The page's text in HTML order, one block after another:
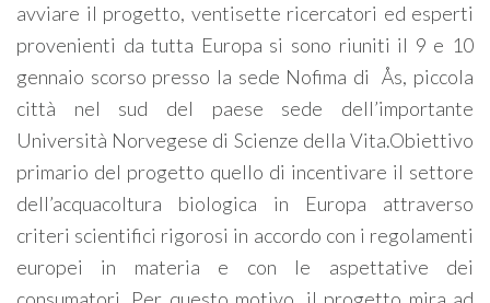
avviare il progetto, ventisette ricercatori ed esperti
provenienti da tutta Europa si sono riuniti il 9 e 10
gennaio scorso presso la sede Nofima di
Ås, piccola
città nel sud del paese sede dell’importante
Università Norvegese di Scienze della Vita.Obiettivo
primario del progetto quello di incentivare il settore
dell’acquacoltura biologica in Europa attraverso
criteri scientifici rigorosi in accordo con i regolamenti
europei in materia e con le aspettative dei